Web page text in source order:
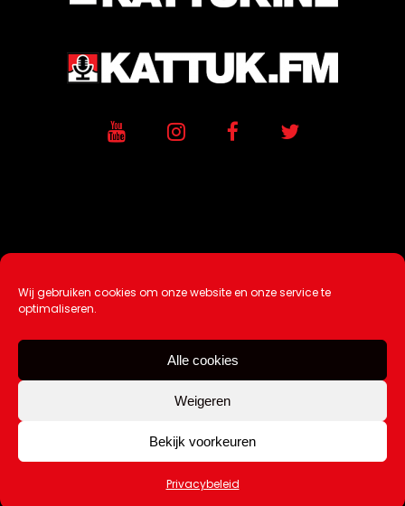
Wij gebruiken cookies om onze website en onze service te
optimaliseren.
Alle cookies
Weigeren
Bekijk voorkeuren
Privacybeleid
Ontwikkeling / Hosting doorAtSea
Over Ons |Tip de redactie
Contact
Copyright Kattuk.nl 2003-2026